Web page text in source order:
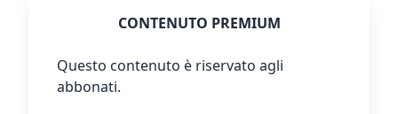
CONTENUTO PREMIUM
Questo contenuto è riservato agli
abbonati.